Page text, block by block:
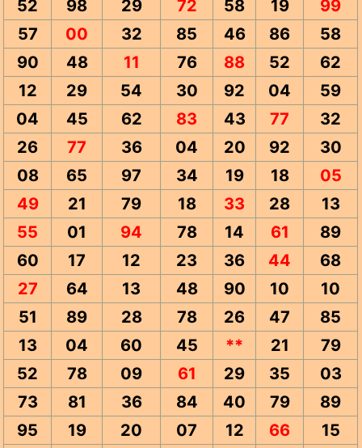
52 98 29 72 58 19
99
57
00 32 85 46 86
58
90
48 11 76 88 52
62
12
29 54 30 92 04
59
04
45 62 83 43 77
32
26
77 36 04 20 92
30
08
65 97 34 19 18
05
49
21 79 18 33 28
13
55
01 94 78 14 61
89
60
17 12 23 36 44
68
27
64 13 48 90 10
10
51
89 28 78 26 47
85
13
04 60 45 ** 21
79
52
78 09 61 29 35
03
73
81 36 84 40 79
89
95
19 20 07 12 66
15